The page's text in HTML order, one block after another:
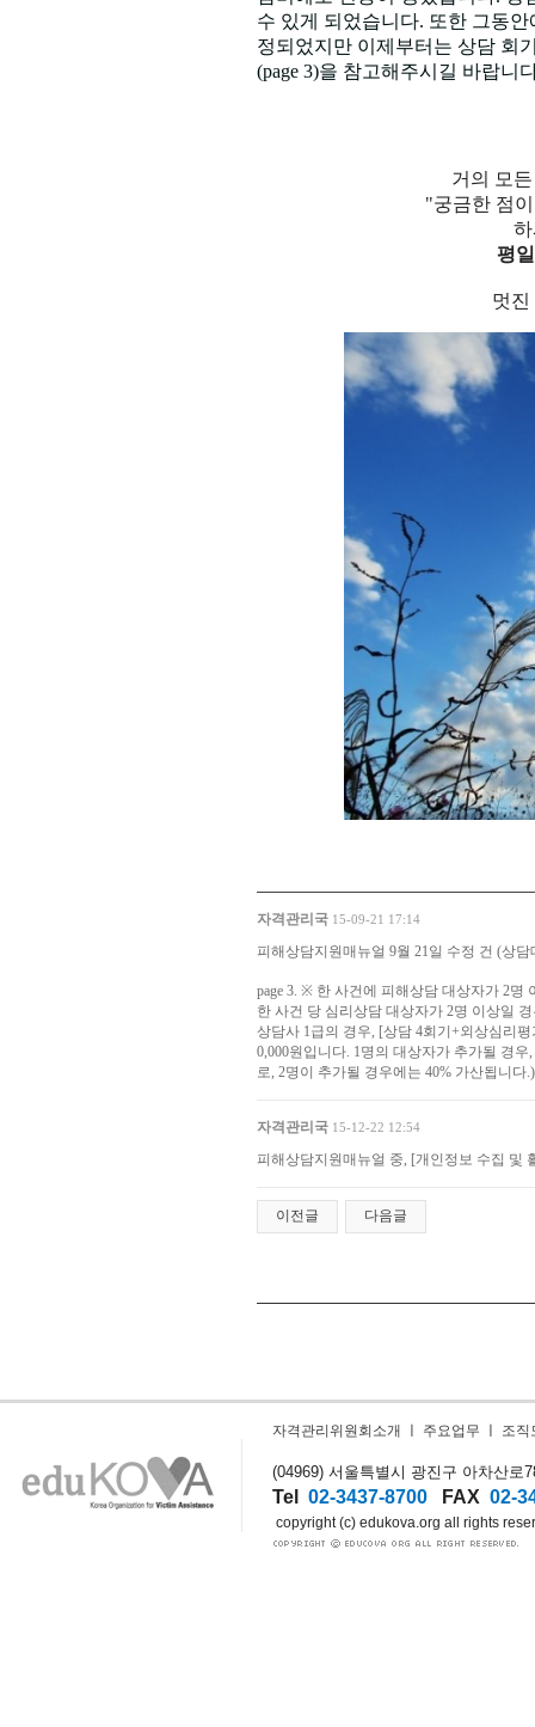
수 있게 되었습니다. 또한 그동
정되었지만 이제부터는 상담 회
(page 3)을 참고해주시길 바랍니
거의 모
"궁금한 점
평
멋진
자격관리국 15-09-21 17:14
피해상담지원매뉴얼 9월 21일 수정 건 (상
page 3. ※ 한 사건에 피해상담 대상자가 2명
한 사건 당 심리상담 대상자가 2명 이상일
상담사 1급의 경우, [상담 4회기+외상심리
0,000원입니다. 1명의 대상자가 추가될 경우
로, 2명이 추가될 경우에는 40% 가산됩니다.)
자격관리국 15-12-22 12:54
피해상담지원매뉴얼 중, [개인정보 수집 및
이전글 다음글
자격관리위원회소개 주요업무 조직
(04969) 서울특별시 광진구 아차산로
Tel 02-3437-8700 FAX 02-
copyright (c) edukova.org all rights